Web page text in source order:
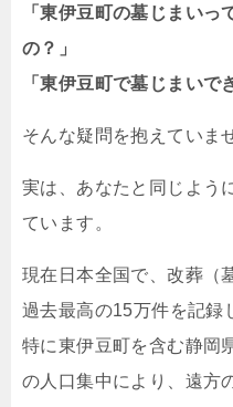
「東伊豆町の墓じまい
の？」
「東伊豆町で墓じまいで
そんな疑問を抱えていま
実は、あなたと同じよう
ています。
現在日本全国で、改葬（
過去最高の15万件を記録
特に東伊豆町を含む静岡
の人口集中により、遠方